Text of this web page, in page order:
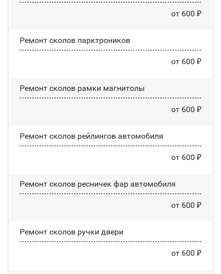
от 600 ₽
Ремонт сколов парктроников
от 600 ₽
Ремонт сколов рамки магнитолы
от 600 ₽
Ремонт сколов рейлингов автомобиля
от 600 ₽
Ремонт сколов ресничек фар автомобиля
от 600 ₽
Ремонт сколов ручки двери
от 600 ₽